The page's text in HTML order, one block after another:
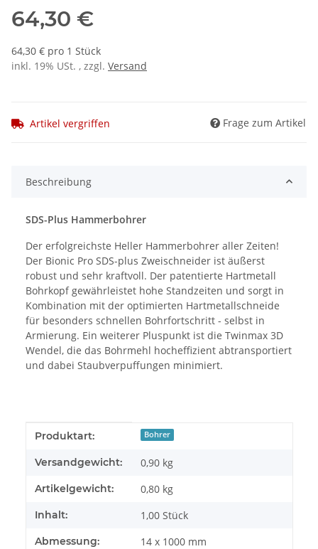
64,30 €
64,30 € pro 1 Stück
inkl. 19% USt. , zzgl. Versand
Artikel vergriffen Frage zum Artikel
Beschreibung
SDS-Plus Hammerbohrer
Der erfolgreichste Heller Hammerbohrer aller Zeiten!
Der Bionic Pro SDS-plus Zweischneider ist äußerst
robust und sehr kraftvoll. Der patentierte Hartmetall
Bohrkopf gewährleistet hohe Standzeiten und sorgt in
Kombination mit der optimierten Hartmetallschneide
für besonders schnellen Bohrfortschritt - selbst in
Armierung. Ein weiterer Pluspunkt ist die Twinmax 3D
Wendel, die das Bohrmehl hocheffizient abtransportiert
und dabei Staubverpuffungen minimiert.
Produkteigenschaft
Wert
Produktart: Bohrer
Versandgewicht: 0,90 kg
Artikelgewicht: 0,80 kg
Inhalt: 1,00 Stück
Abmessung: 14 x 1000 mm